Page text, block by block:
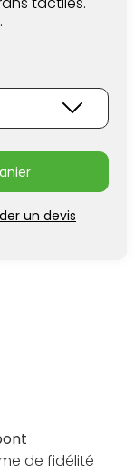
un devis
de fidélité